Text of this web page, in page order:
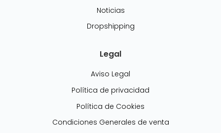
Noticias
Dropshipping
Legal
Aviso Legal
Política de privacidad
Política de Cookies
Condiciones Generales de venta